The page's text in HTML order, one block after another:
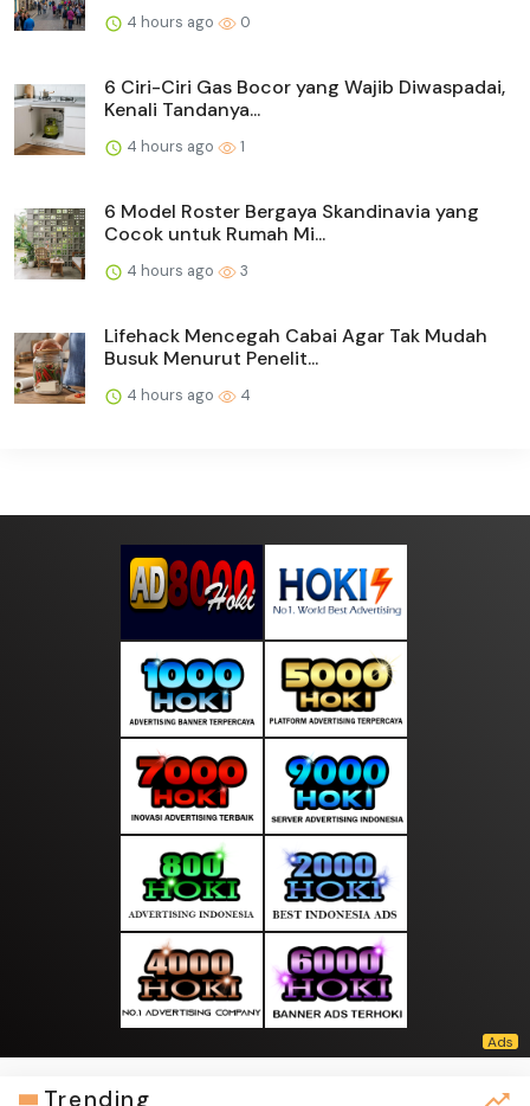
4 hours ago 0
6 Ciri-Ciri Gas Bocor yang Wajib Diwaspadai,
Kenali Tandanya...
4 hours ago 1
6 Model Roster Bergaya Skandinavia yang
Cocok untuk Rumah Mi...
4 hours ago 3
Lifehack Mencegah Cabai Agar Tak Mudah
Busuk Menurut Penelit...
4 hours ago 4
Trending